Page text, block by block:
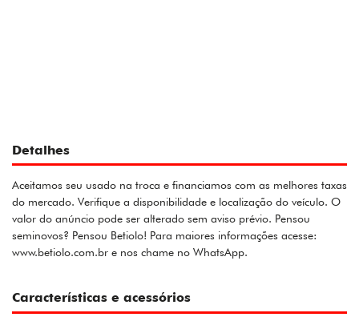
Detalhes
Aceitamos seu usado na troca e financiamos com as melhores taxas
do mercado. Verifique a disponibilidade e localização do veículo. O
valor do anúncio pode ser alterado sem aviso prévio. Pensou
seminovos? Pensou Betiolo! Para maiores informações acesse:
www.betiolo.com.br e nos chame no WhatsApp.
Características e acessórios